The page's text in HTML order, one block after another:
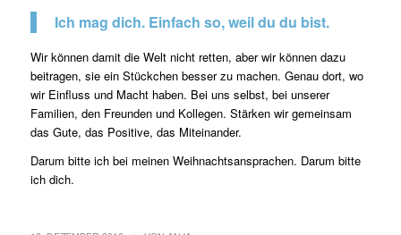
Ich mag dich. Einfach so, weil du du bist.
Wir können damit die Welt nicht retten, aber wir können dazu
beitragen, sie ein Stückchen besser zu machen. Genau dort, wo
wir Einfluss und Macht haben. Bei uns selbst, bei unserer
Familien, den Freunden und Kollegen. Stärken wir gemeinsam
das Gute, das Positive, das Miteinander.
Darum bitte ich bei meinen Weihnachtsansprachen. Darum bitte
ich dich.